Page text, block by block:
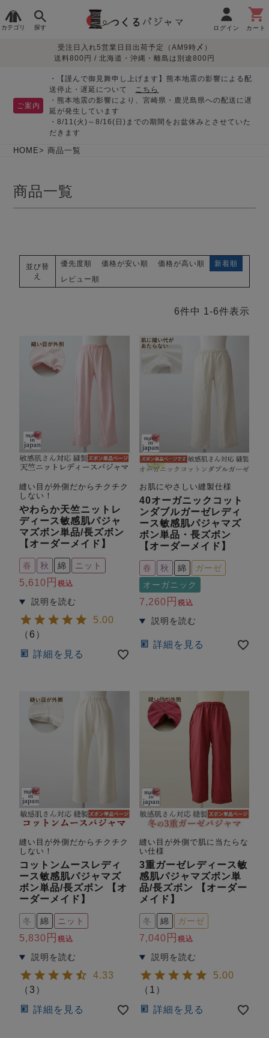
カテゴリ 探す ログイン カート
レディースパジャマ
メンズパジャマ
春 夏 秋 冬
ガールズパジャマ
春 夏 秋
ボーイズパジャマ
春
売れ筋ランキング
- Item Ranking -
新着商品
- New Arrival -
生地で
さがす
サッカー/ちぢみ 楊
ニット/ストレッチ
柄物
売れ筋ランキング
- Item Ranking -
新着商品
- New Arrival -
すべての生地一覧はこちら
目的別で
さがす
敏感肌用
パジャマ
入院・介護
胸が目立たない
売れ筋ランキング
- Item Ranking -
新着商品
- New Arrival -
目的別でさがす一覧はこちら
デザインで
さがす
ィース
パジャマ
ーブ
上着単品
ズボン単品
すべてのメン
ズ
パジャマ
長袖 半袖 七分袖
前開き かぶり スリーパー
作務衣
羽織・バスロ
上着単品
すべてのキッ
ズ
パジャマ
ガールズ半袖
き
ガールズかぶ
り
ボーイズ前開
き
夏パジャマ特集 つくるパジャマとは
受注日入れ5営業日目出荷予定（AM9時〆）
送料800円 / 北海道・沖縄・離島は別途800円
ご案内
・【謹んで御見舞申し上げます】熊本地震の影響による配
送停止・遅延について こちら
・熊本地震の影響により、宮崎県・鹿児島県への配送に遅
延が発生しています
・8/11(火)～8/16(日)までの期間をお盆休みとさせていた
だきます
HOME 商品一覧
商品一覧
並び替
え
優先度順 価格が安い順 価格が高い順
新着順
レビュー順
6件中 1 -6件表示
縫い目が外側だからチクチク
しない！
やわらか天竺ニットレ
ディース敏感肌パジャ
マズボン単品/長ズボン
【オーダーメイド】
春 秋 綿 ニット
5,610 税込
5.00
（ 6 ）
詳細を見る
お肌にやさしい縫製仕様
40オーガニックコット
ンダブルガーゼレディ
ース敏感肌パジャマズ
ボン単品・長ズボン
【オーダーメイド】
春 秋 綿
ガーゼ
オーガニック
7,260 税込
詳細を見る
縫い目が外側だからチクチク
しない！
コットンムースレディ
ース敏感肌パジャマズ
ボン単品/長ズボン 【オ
ーダーメイド】
冬 綿 ニット
5,830 税込
4.33
（3 ）
詳細を見る
縫い目が外側で肌に当たらな
い仕様
3重ガーゼレディース敏
感肌パジャマズボン単
品/長ズボン 【オーダー
メイド】
冬 綿 ガーゼ
7,040 税込
5.00
（ 1 ）
詳細を見る